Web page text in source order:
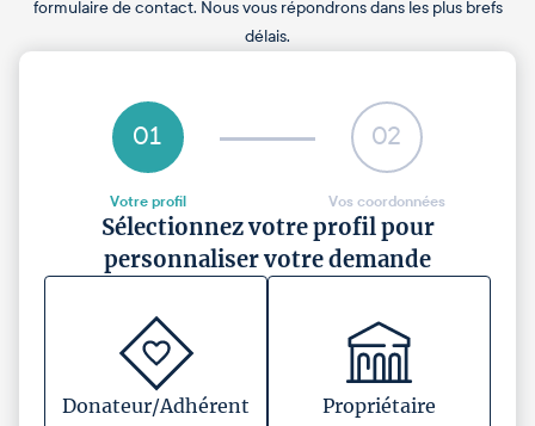
formulaire de contact. Nous vous répondrons dans les plus brefs
délais.
01
Votre profil
02
Vos coordonnées
Sélectionnez votre profil pour
personnaliser votre demande
Donateur/Adhérent Propriétaire